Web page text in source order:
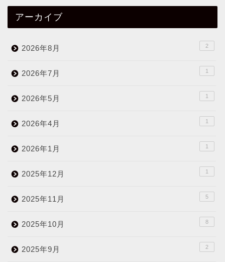
アーカイブ
2026年8月 2
2026年7月 1
2026年5月 1
2026年4月 1
2026年1月 1
2025年12月 1
2025年11月 5
2025年10月 8
2025年9月 2